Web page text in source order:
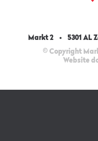
Markt 2 5301 AL
© Copyright
Website